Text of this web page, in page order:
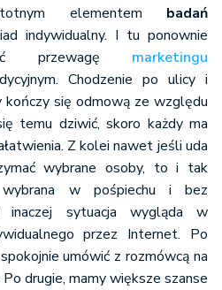
elementem badań
indywidualny. I tu ponownie
przewagę marketingu
Chodzenie po ulicy i
kończy się odmową ze względu
temu dziwić, skoro każdy ma
Z kolei nawet jeśli uda
wybrane osoby, to i tak
w pośpiechu i bez
inaczej sytuacja wygląda w
przez Internet. Po
umówić z rozmówcą na
drugie, mamy większe szanse